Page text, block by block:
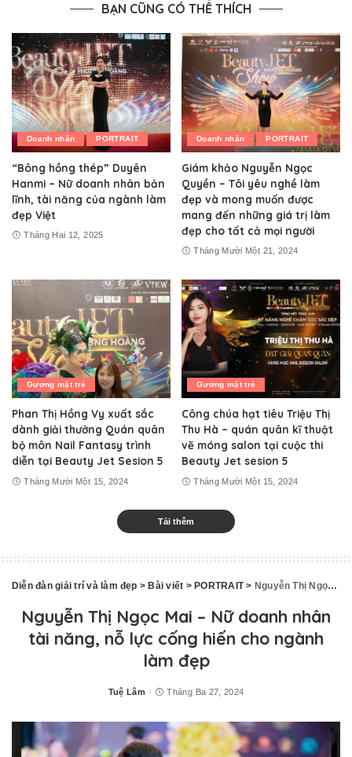
BẠN CŨNG CÓ THỂ THÍCH
Doanh nhân PORTRAIT
“Bông hồng thép” Duyên
Hanmi – Nữ doanh nhân bản
lĩnh, tài năng của ngành làm
đẹp Việt
Tháng Hai 12, 2025
Doanh nhân PORTRAIT
Giám khảo Nguyễn Ngọc
Quyền – Tôi yêu nghề làm
đẹp và mong muốn được
mang đến những giá trị làm
đẹp cho tất cả mọi người
Tháng Mười Một 21, 2024
Gương mặt trẻ
Phan Thị Hồng Vy xuất sắc
dành giải thưởng Quán quân
bộ môn Nail Fantasy trình
diễn tại Beauty Jet Sesion 5
Tháng Mười Một 15, 2024
Gương mặt trẻ
Công chúa hạt tiêu Triệu Thị
Thu Hà – quán quân kĩ thuật
vẽ móng salon tại cuộc thi
Beauty Jet sesion 5
Tháng Mười Một 15, 2024
Tải thêm
Diễn đàn giải trí và làm đẹp > Bài viết > PORTRAIT> Nguyễn Thị Ngọc Mai – Nữ doanh nhân tài năng, nỗ lực cống hiến cho ngành làm đẹp
Nguyễn Thị Ngọc Mai – Nữ doanh nhân
tài năng, nỗ lực cống hiến cho ngành
làm đẹp
Posted
Tuệ Lâm Tháng Ba 27, 2024